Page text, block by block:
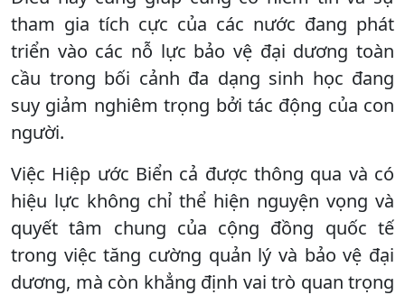
tham gia tích cực của các nước đang phát
triển vào các nỗ lực bảo vệ đại dương toàn
cầu trong bối cảnh đa dạng sinh học đang
suy giảm nghiêm trọng bởi tác động của con
người.
Việc Hiệp ước Biển cả được thông qua và có
hiệu lực không chỉ thể hiện nguyện vọng và
quyết tâm chung của cộng đồng quốc tế
trong việc tăng cường quản lý và bảo vệ đại
dương, mà còn khẳng định vai trò quan trọng